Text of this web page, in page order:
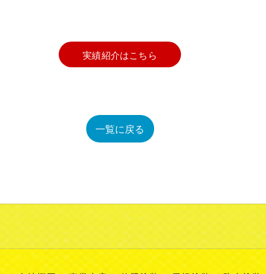
実績紹介はこちら
一覧に戻る